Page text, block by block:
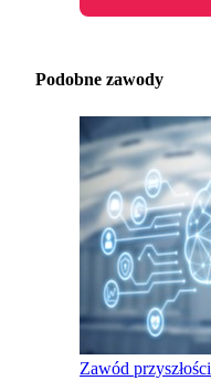
Podobne zawody
Zawód przyszłości